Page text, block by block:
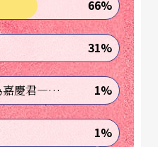
內」，也關注故事、媒
的創作總是放眼「故
behind the story），
大的圖像（a bigger pict
是「實踐上」的。
66%
31%
《轉生到異世界成為嘉慶君—發現我的祖先是詐騙集團!?》 1%
1%